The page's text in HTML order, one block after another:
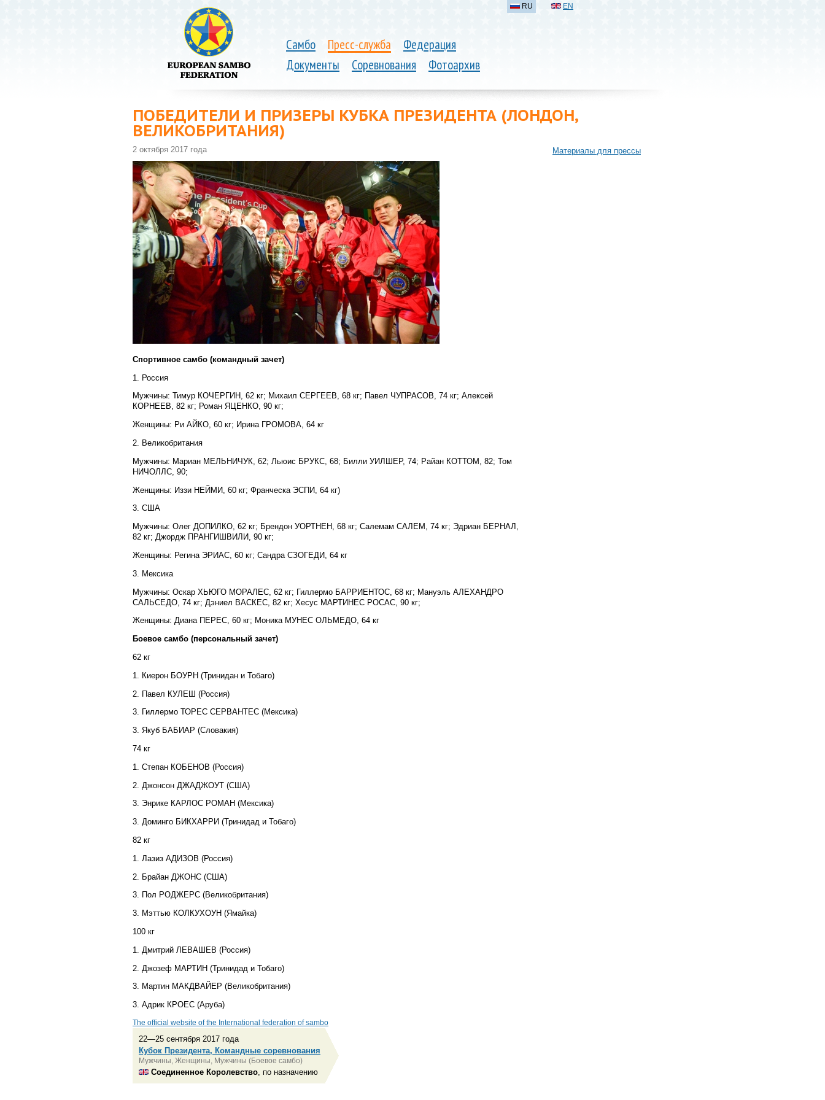
Самбо Пресс-служба
Федерация
Документы
Соревнования Фотоархив
RU EN
ПОБЕДИТЕЛИ И ПРИЗЕРЫ КУБКА ПРЕЗИДЕНТА (ЛОНДОН,
ВЕЛИКОБРИТАНИЯ)
2 октября 2017 года
Спортивное самбо (командный зачет)
1. Россия
Мужчины: Тимур КОЧЕРГИН, 62 кг; Михаил СЕРГЕЕВ, 68 кг; Павел ЧУПРАСОВ, 74 кг; Алексей
КОРНЕЕВ, 82 кг; Роман ЯЦЕНКО, 90 кг;
Женщины: Ри АЙКО, 60 кг; Ирина ГРОМОВА, 64 кг
2. Великобритания
Мужчины: Мариан МЕЛЬНИЧУК, 62; Льюис БРУКС, 68; Билли УИЛШЕР, 74; Райан КОТТОМ, 82; Том
НИЧОЛЛС, 90;
Женщины: Иззи НЕЙМИ, 60 кг; Франческа ЭСПИ, 64 кг)
3. США
Мужчины: Олег ДОПИЛКО, 62 кг; Брендон УОРТНЕН, 68 кг; Салемам САЛЕМ, 74 кг; Эдриан БЕРНАЛ,
82 кг; Джордж ПРАНГИШВИЛИ, 90 кг;
Женщины: Регина ЭРИАС, 60 кг; Сандра СЗОГЕДИ, 64 кг
3. Мексика
Мужчины: Оскар ХЬЮГО МОРАЛЕС, 62 кг; Гиллермо БАРРИЕНТОС, 68 кг; Мануэль АЛЕХАНДРО
САЛЬСЕДО, 74 кг; Дэниел ВАСКЕС, 82 кг; Хесус МАРТИНЕС РОСАС, 90 кг;
Женщины: Диана ПЕРЕС, 60 кг; Моника МУНЕС ОЛЬМЕДО, 64 кг
Боевое самбо (персональный зачет)
62 кг
1. Киерон БОУРН (Тринидан и Тобаго)
2. Павел КУЛЕШ (Россия)
3. Гиллермо ТОРЕС СЕРВАНТЕС (Мексика)
3. Якуб БАБИАР (Словакия)
74 кг
1. Степан КОБЕНОВ (Россия)
2. Джонсон ДЖАДЖОУТ (США)
3. Энрике КАРЛОС РОМАН (Мексика)
3. Доминго БИКХАРРИ (Тринидад и Тобаго)
82 кг
1. Лазиз АДИЗОВ (Россия)
2. Брайан ДЖОНС (США)
3. Пол РОДЖЕРС (Великобритания)
3. Мэттью КОЛКУХОУН (Ямайка)
100 кг
1. Дмитрий ЛЕВАШЕВ (Россия)
2. Джозеф МАРТИН (Тринидад и Тобаго)
3. Мартин МАКДВАЙЕР (Великобритания)
3. Адрик КРОЕС (Аруба)
The official website of the International federation of sambo
22—25 сентября 2017 года
Кубок Президента, Командные соревнования
Мужчины, Женщины, Мужчины (Боевое самбо)
Соединенное Королевство , по назначению
Материалы для прессы